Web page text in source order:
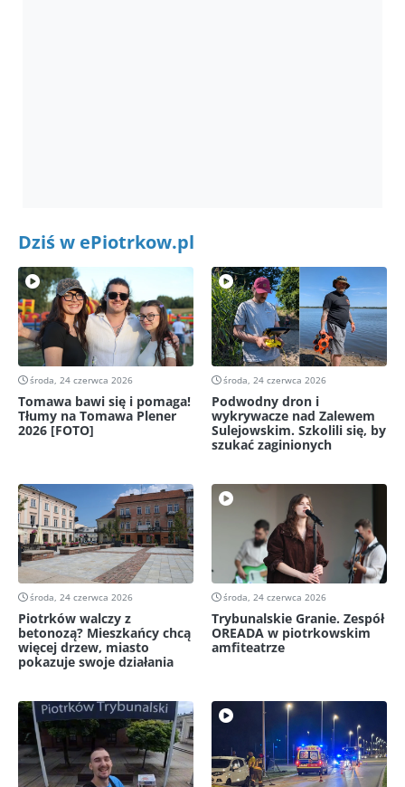
Dziś w ePiotrkow.pl
środa, 24 czerwca 2026
Tomawa bawi się i pomaga!
Tłumy na Tomawa Plener
2026 [FOTO]
środa, 24 czerwca 2026
Podwodny dron i
wykrywacze nad Zalewem
Sulejowskim. Szkolili się, by
szukać zaginionych
środa, 24 czerwca 2026
Piotrków walczy z
betonozą? Mieszkańcy chcą
więcej drzew, miasto
pokazuje swoje działania
środa, 24 czerwca 2026
Trybunalskie Granie. Zespół
OREADA w piotrkowskim
amfiteatrze